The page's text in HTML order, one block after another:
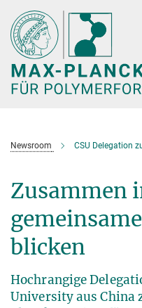
Hauptinhalt
Newsroom CSU Delegation
Zusammen
blicken
Hochrangige
University aus China